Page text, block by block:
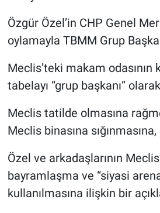
Özgür Özel’in CHP Genel
oylamayla TBMM Grup
Meclis’teki makam odasının
tabelayı “grup başkanı”
Meclis tatilde olmasına
Meclis binasına sığınmasına,
Özel ve arkadaşlarının
bayramlaşma ve “siyasi
kullanılmasına ilişkin bir